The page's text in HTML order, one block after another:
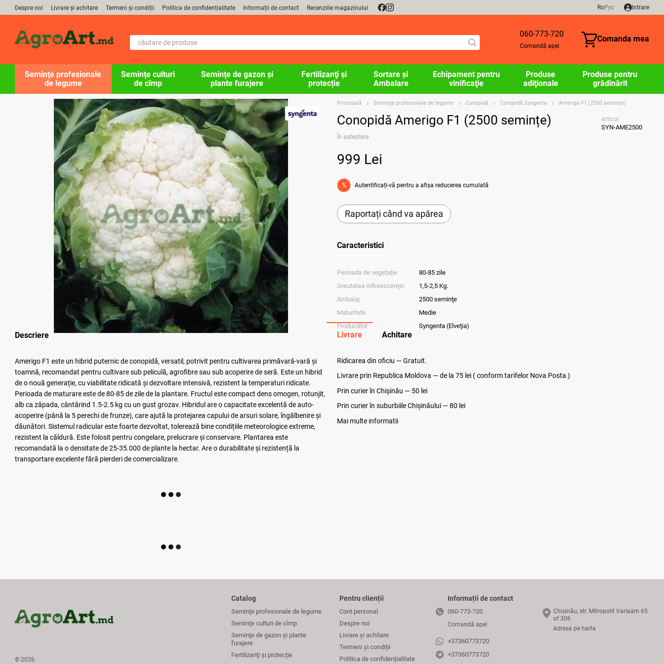
Mergi la conținutul principal
Despre noi Livrare și achitare Termeni și condiții Politica de confidențialitate Informații de contact Recenziile magazinului RoРус Intrare
060-773-720
Comandă apel
Comanda mea
Seminţe profesionale
de legume
Seminţe culturi
de cîmp
Seminţe de gazon şi
plante furajere
Fertilizanţi și
protecție
Sortare și
Ambalare
Echipament pentru
vinificaţie
Produse
adiţionale
Produse pentru
grădinărit
Descriere
Amerigo F1 este un hibrid puternic de conopidă, versatil, potrivit pentru cultivarea primăvară-vară și
toamnă, recomandat pentru cultivare sub peliculă, agrofibre sau sub acoperire de seră. Este un hibrid
de o nouă generație, cu viabilitate ridicată și dezvoltare intensivă, rezistent la temperaturi ridicate.
Perioada de maturare este de 80-85 de zile de la plantare. Fructul este compact dens omogen, rotunjit,
alb ca zăpada, cântărind 1.5-2.5 kg cu un gust grozav. Hibridul are o capacitate excelentă de auto-
acoperire (până la 5 perechi de frunze), care ajută la protejarea capului de arsuri solare, îngălbenire și
dăunători. Sistemul radicular este foarte dezvoltat, tolerează bine condițiile meteorologice extreme,
rezistent la căldură. Este folosit pentru congelare, prelucrare și conservare. Plantarea este
recomandată la o densitate de 25-35.000 de plante la hectar. Are o durabilitate și rezistență la
transportare excelente fără pierderi de comercializare.
Principală Seminţe profesionale de legume Conopidă Conopidă Syngenta Amerigo F1 (2500 semințe)
Conopidă Amerigo F1 (2500 semințe) Articol
SYN-AME2500
În așteptare
999 Lei
% Autentificați-vă pentru a afișa reducerea cumulată
Raportați când va apărea
Caracteristici
Perioada de vegetaţie
80-85 zile
Greutatea inflorescenţei
1,5-2,5 Kg.
Ambalaj
2500 seminţe
Maturitate
Medie
Producător
Syngenta (Elveţia)
Livrare Achitare
Ridicarea din oficiu — Gratuit.
Livrare prin Republica Moldova — de la 75 lei ( conform tarifelor Nova Posta )
Prin curier în Chișinău — 50 lei
Prin curier în suburbiile Chişinăului — 80 lei
Mai multe informatii
© 2026
Catalog
Seminţe profesionale de legume
Seminţe culturi de cîmp
Seminţe de gazon şi plante
furajere
Fertilizanţi și protecție
Pentru clienții
Cont personal
Despre noi
Livrare și achitare
Termeni și condiții
Politica de confidențialitate
Informații de contact
060-773-720
Comandă apel
+37360773720
+37360773720
Chișinău, str. Mitropolit Varlaam 65
of 306
Adresa pe harta